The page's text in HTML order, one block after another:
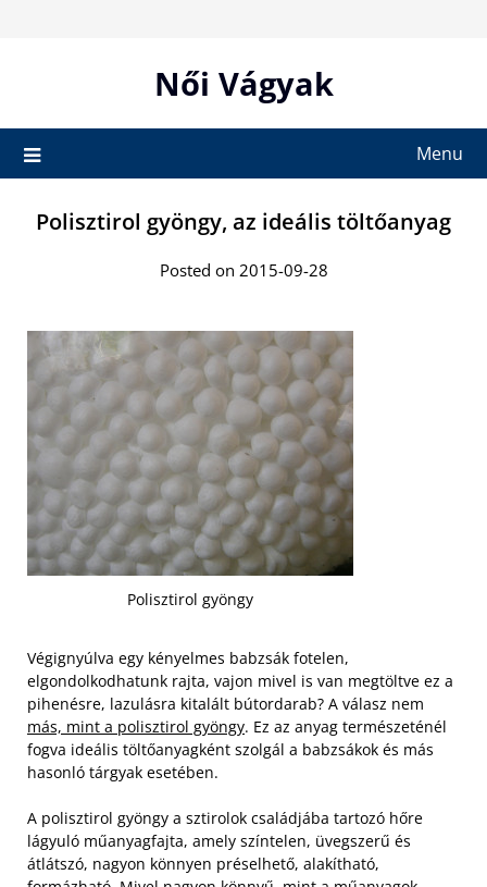
Női Vágyak
Menu
Polisztirol gyöngy, az ideális töltőanyag
Posted on 2015-09-28
Polisztirol gyöngy
Végignyúlva egy kényelmes babzsák fotelen,
elgondolkodhatunk rajta, vajon mivel is van megtöltve ez a
pihenésre, lazulásra kitalált bútordarab? A válasz nem
más, mint a polisztirol gyöngy. Ez az anyag természeténél
fogva ideális töltőanyagként szolgál a babzsákok és más
hasonló tárgyak esetében.
A polisztirol gyöngy a sztirolok családjába tartozó hőre
lágyuló műanyagfajta, amely színtelen, üvegszerű és
átlátszó, nagyon könnyen préselhető, alakítható,